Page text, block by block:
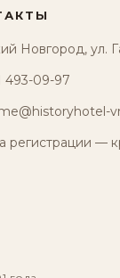
Новгород, ул.
493-09-97
регистрации —